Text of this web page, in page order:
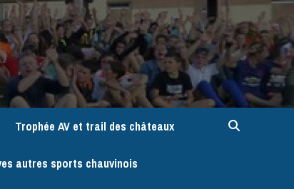
Trophée AV et trail des châteaux
autres sports chauvinois